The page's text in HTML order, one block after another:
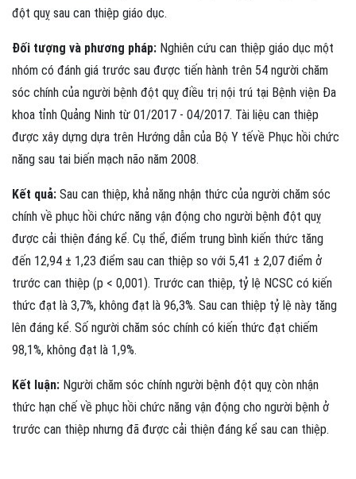
đột quỵ sau can thiệp giáo dục.
Đối tượng và phương pháp: Nghiên cứu can thiệp giáo dục một
nhóm có đánh giá trước sau được tiến hành trên 54 người chăm
sóc chính của người bệnh đột quỵ điều trị nội trú tại Bệnh viện Đa
khoa tỉnh Quảng Ninh từ 01/2017 - 04/2017. Tài liệu can thiệp
được xây dựng dựa trên Hướng dẫn của Bộ Y tếvề Phục hồi chức
năng sau tai biến mạch não năm 2008.
Kết quả: Sau can thiệp, khả năng nhận thức của người chăm sóc
chính về phục hồi chức năng vận động cho người bệnh đột quỵ
được cải thiện đáng kể. Cụ thể, điểm trung bình kiến thức tăng
đến 12,94 ± 1,23 điểm sau can thiệp so với 5,41 ± 2,07 điểm ở
trước can thiệp (p < 0,001). Trước can thiệp, tỷ lệ NCSC có kiến
thức đạt là 3,7%, không đạt là 96,3%. Sau can thiệp tỷ lệ này tăng
lên đáng kể. Số người chăm sóc chính có kiến thức đạt chiếm
98,1%, không đạt là 1,9%.
Kết luận: Người chăm sóc chính người bệnh đột quỵ còn nhận
thức hạn chế về phục hồi chức năng vận động cho người bệnh ở
trước can thiệp nhưng đã được cải thiện đáng kể sau can thiệp.